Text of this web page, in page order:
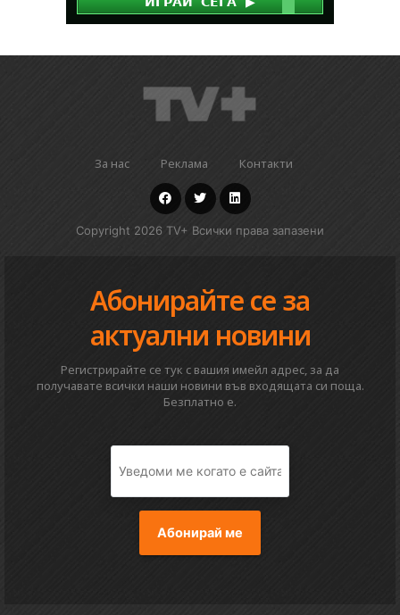
За нас Реклама Контакти
Copyright 2026 TV+ Всички права запазени
Абонирайте се за
актуални новини
Регистрирайте се тук с вашия имейл адрес, за да
получавате всички наши новини във входящата си поща.
Безплатно е.
Абонирай ме